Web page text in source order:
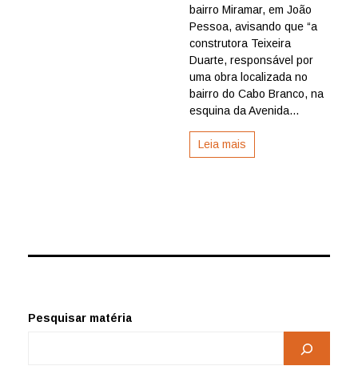
obra
bairro Miramar, em João
Pessoa, avisando que “a
construtora Teixeira
Duarte, responsável por
uma obra localizada no
bairro do Cabo Branco, na
esquina da Avenida...
Leia mais
Pesquisar matéria